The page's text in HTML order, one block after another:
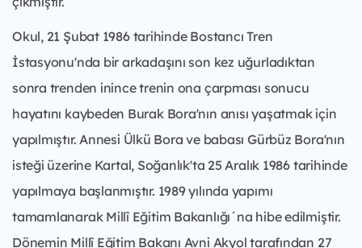
Okul, 21 Şubat 1986 tarihinde Bostancı Tren
İstasyonu'nda bir arkadaşını son kez uğurladıktan
sonra trenden inince trenin ona çarpması sonucu
hayatını kaybeden Burak Bora'nın anısı yaşatmak için
yapılmıştır. Annesi Ülkü Bora ve babası Gürbüz Bora'nın
isteği üzerine Kartal, Soğanlık'ta 25 Aralık 1986 tarihinde
yapılmaya başlanmıştır. 1989 yılında yapımı
tamamlanarak Millî Eğitim Bakanlığı´na hibe edilmiştir.
Dönemin Millî Eğitim Bakanı Avni Akyol tarafından 27